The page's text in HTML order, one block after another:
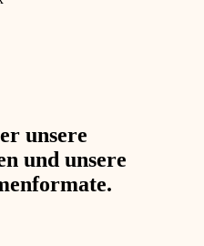
unsere
und unsere